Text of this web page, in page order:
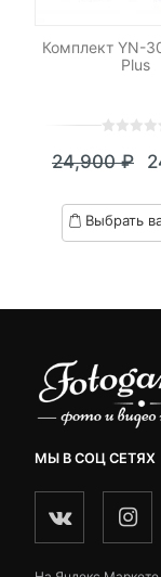
Комплект YN-
Plus
out
based
on
24,900₽
Выбрать
МЫ В СОЦ СЕТЯХ